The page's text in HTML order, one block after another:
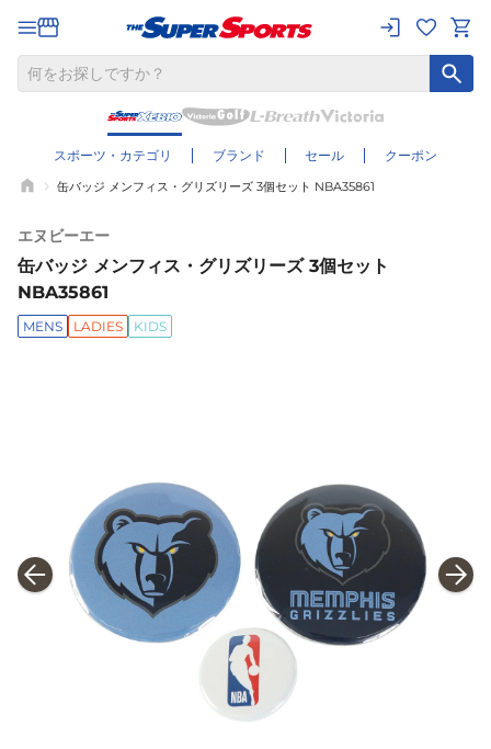
スポーツ・カテゴリ ブランド セール クーポン
缶バッジ メンフィス・グリズリーズ 3個セット NBA35861
エヌビーエー
缶バッジ メンフィス・グリズリーズ 3個セット
NBA35861
MENS LADIES KIDS